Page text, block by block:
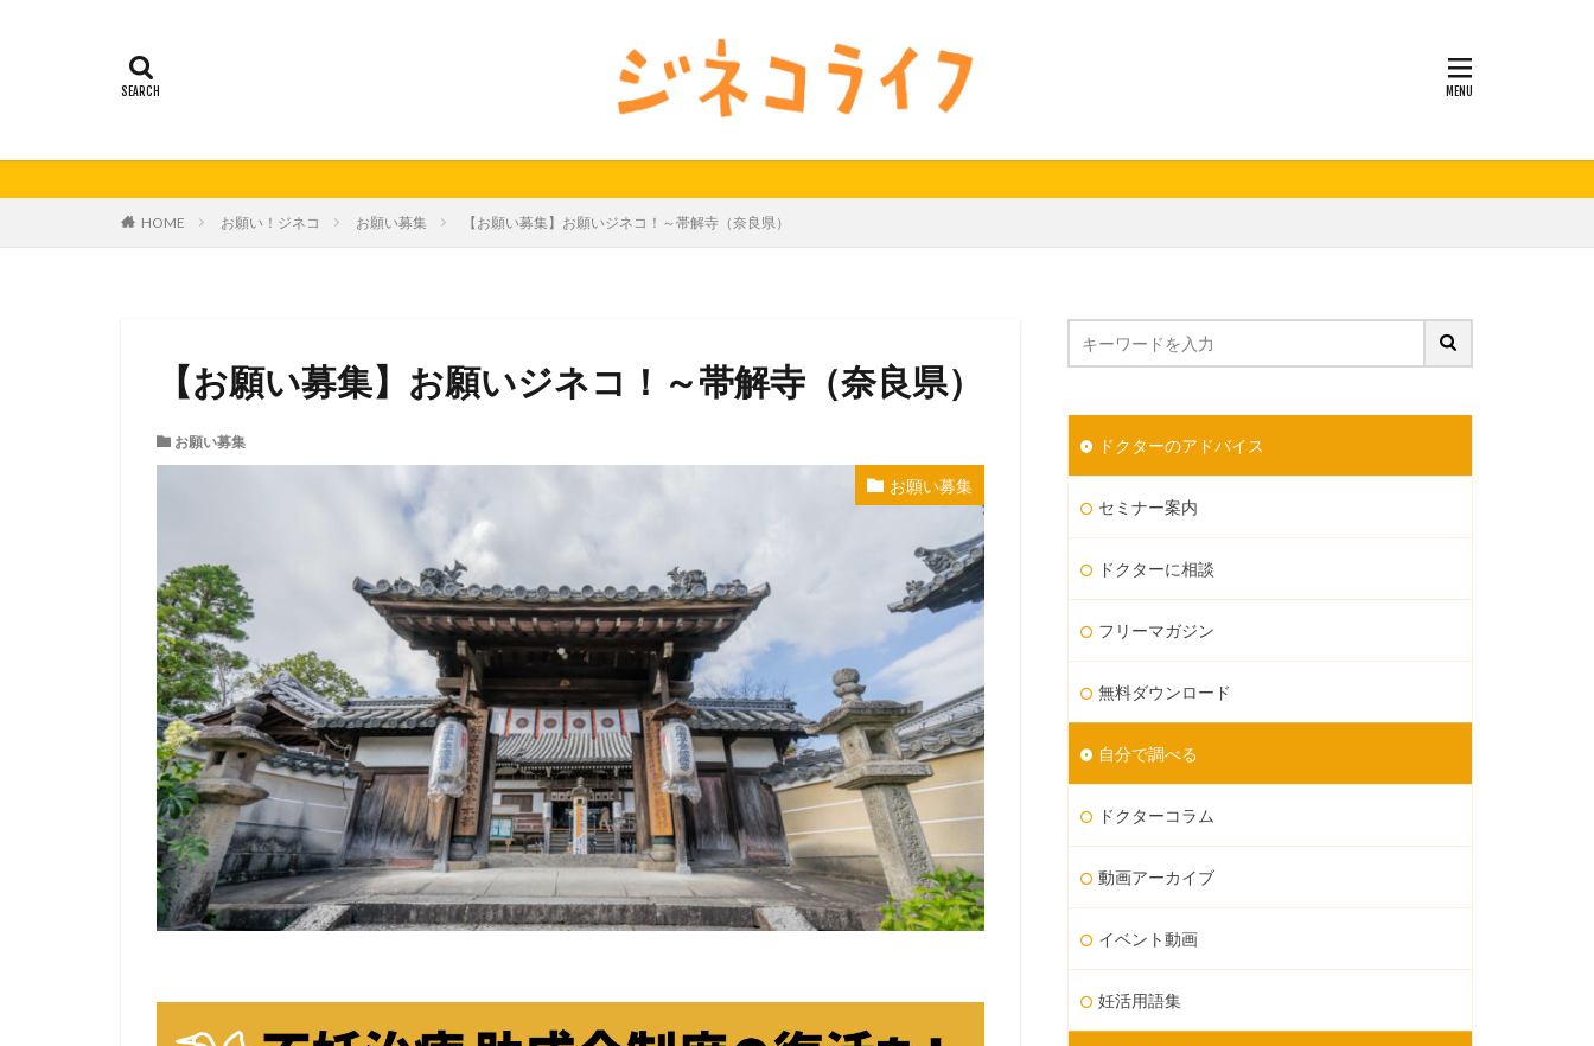
HOME お願い！ジネコ お願い募集 【お願い募集】お願いジネコ！～帯解寺（奈良県）
【お願い募集】お願いジネコ！～帯解寺（奈良県）
お願い募集
お願い募集
ドクターのアドバイス
セミナー案内
ドクターに相談
フリーマガジン
無料ダウンロード
自分で調べる
ドクターコラム
動画アーカイブ
イベント動画
妊活用語集
セミナー動画公開
無料妊活オンラインセミナー 男性不妊